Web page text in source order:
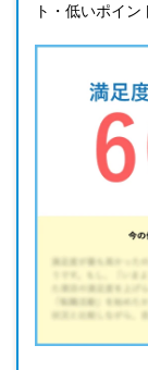
ト・低いポイン